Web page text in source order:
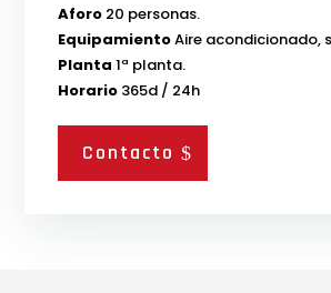
Aforo 20 personas.
EquipamientoAire acondicionado,
Planta 1ª planta.
Horario 365d / 24h
Contacto